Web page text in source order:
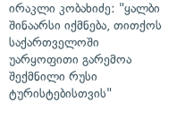
ირაკლი კობახიძე: "ყალბი
შინაარსი იქმნება, თითქოს
საქართველოში
უარყოფითი გარემოა
შექმნილი რუსი
ტურისტებისთვის"